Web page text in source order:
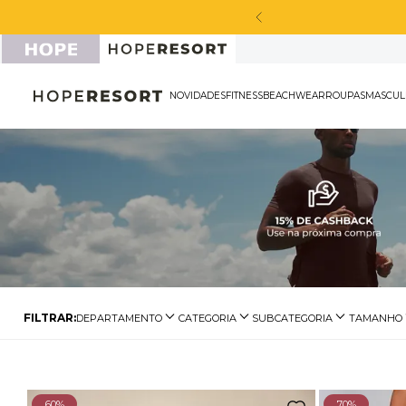
DEPARTAMENTO CATEGORIA
Biquíni Top
SUBCATEGORIA
Biquíni de Lacinho
TAMANHO
G